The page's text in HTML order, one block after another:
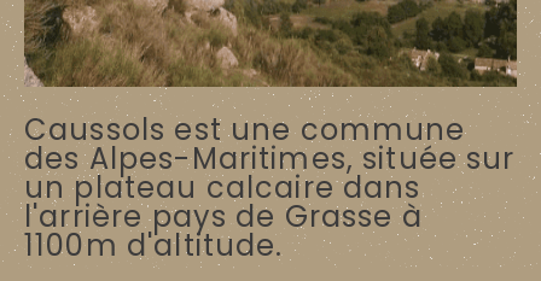
Caussols est une commune
des Alpes-Maritimes, située sur
un plateau calcaire dans
l'arrière pays de Grasse à
1100m d'altitude.